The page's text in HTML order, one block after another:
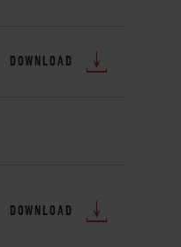
DOWNLOAD
DOWNLOAD